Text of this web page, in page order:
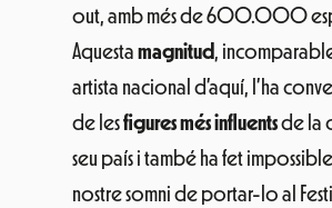
out, amb més de 600.000
Aquesta magnitud ,
artista nacional d’aquí, l’ha
de lesfigures més influentsde la
seu país i també ha fet
nostre somni de portar-lo al